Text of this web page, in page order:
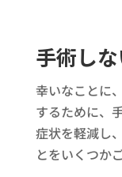
手術し
幸いなことに
するために、
症状を軽減し
とをいくつか